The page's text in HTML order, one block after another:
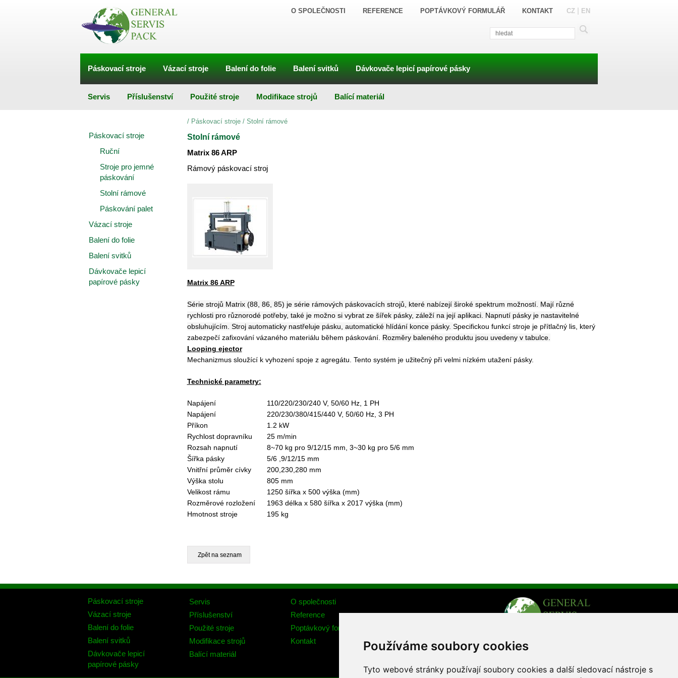
Používáme soubory cookies
Tyto webové stránky používají soubory cookies a další sledovací nástroje s
O SPOLEČNOSTI REFERENCE POPTÁVKOVÝ FORMULÁŘ KONTAKT CZ | EN
Páskovací stroje Vázací stroje Balení do folie Balení svitků Dávkovače lepicí papírové pásky
Servis Příslušenství Použité stroje Modifikace strojů Balící materiál
Páskovací stroje
Ruční
Stroje pro jemné
páskování
Stolní rámové
Páskování palet
Vázací stroje
Balení do folie
Balení svitků
Dávkovače lepicí
papírové pásky
/ Páskovací stroje/ Stolní rámové
Stolní rámové
Matrix 86 ARP
Rámový páskovací stroj
Matrix 86 ARP
Série strojů Matrix (88, 86, 85) je série rámových páskovacích strojů, které nabízejí široké spektrum možností. Mají různé
rychlosti pro různorodé potřeby, také je možno si vybrat ze šířek pásky, záleží na její aplikaci. Napnutí pásky je nastavitelné
obsluhujícím. Stroj automaticky nastřeluje pásku, automatické hlídání konce pásky. Specifickou funkcí stroje je přítlačný lis, který
zabezpečí zafixování vázaného materiálu během páskování. Rozměry baleného produktu jsou uvedeny v tabulce.
Looping ejector
Mechanizmus sloužící k vyhození spoje z agregátu. Tento systém je užitečný při velmi nízkém utažení pásky.
Technické parametry:
Napájení
110/220/230/240 V, 50/60 Hz, 1 PH
Napájení
220/230/380/415/440 V, 50/60 Hz, 3 PH
Příkon
1.2 kW
Rychlost dopravníku
25 m/min
Rozsah napnutí
8~70 kg pro 9/12/15 mm, 3~30 kg pro 5/6 mm
Šířka pásky
5/6 ,9/12/15 mm
Vnitřní průměr cívky
200,230,280 mm
Výška stolu
805 mm
Velikost rámu
1250 šířka x 500 výška (mm)
Rozměrové rozložení
1963 délka x 580 šířka x 2017 výška (mm)
Hmotnost stroje
195 kg
Páskovací stroje
Vázací stroje
Balení do folie
Balení svitků
Dávkovače lepicí
papírové pásky
Servis
Příslušenství
Použité stroje
Modifikace strojů
Balící materiál
O společnosti
Reference
Poptávkový formulář
Kontakt